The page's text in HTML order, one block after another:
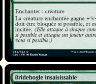
Bridebogle insaisissable